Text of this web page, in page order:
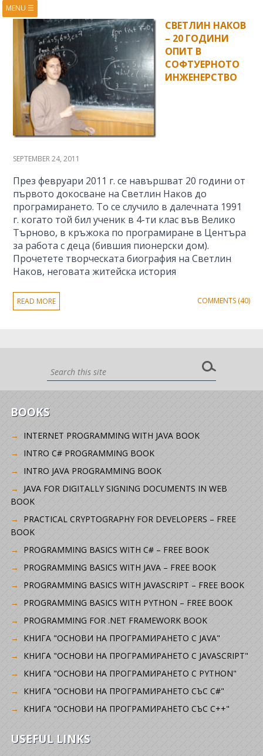
MENU ☰
HOME
ABOUT
BOOKS
COURSES
VIDEOS
PRESENTATIONS
RESEARCH
PUBLICATIONS
CONTACTS
СВЕТЛИН НАКОВ
– 20 ГОДИНИ
ОПИТ В
СОФТУЕРНОТО
ИНЖЕНЕРСТВО
SEPTEMBER 24, 2011
През февруари 2011 г. се навършват 20 години от
първото докосване на Светлин Наков до
програмирането. То се случило в далечната 1991
г. когато той бил ученик в 4-ти клас във Велико
Търново, в кръжока по програмиране в Центъра
за работа с деца (бившия пионерски дом).
Прочетете творческата биография на Светлин
Наков, неговата житейска история
READ MORE COMMENTS (40)
BOOKS
INTERNET PROGRAMMING WITH JAVA BOOK
INTRO C# PROGRAMMING BOOK
INTRO JAVA PROGRAMMING BOOK
JAVA FOR DIGITALLY SIGNING DOCUMENTS IN WEB
BOOK
PRACTICAL CRYPTOGRAPHY FOR DEVELOPERS – FREE
BOOK
PROGRAMMING BASICS WITH C# – FREE BOOK
PROGRAMMING BASICS WITH JAVA – FREE BOOK
PROGRAMMING BASICS WITH JAVASCRIPT – FREE BOOK
PROGRAMMING BASICS WITH PYTHON – FREE BOOK
PROGRAMMING FOR .NET FRAMEWORK BOOK
КНИГА "ОСНОВИ НА ПРОГРАМИРАНЕТО С JAVA"
КНИГА "ОСНОВИ НА ПРОГРАМИРАНЕТО С JAVASCRIPT"
КНИГА "ОСНОВИ НА ПРОГРАМИРАНЕТО С PYTHON"
КНИГА "ОСНОВИ НА ПРОГРАМИРАНЕТО СЪС C#"
КНИГА "ОСНОВИ НА ПРОГРАМИРАНЕТО СЪС C++"
USEFUL LINKS